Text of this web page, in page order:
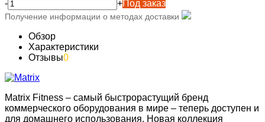
-
+Под заказ
Получение информации о методах доставки
Обзор
Характеристики
Отзывы0
Matrix Fitness – самый быстрорастущий бренд
коммерческого оборудования в мире – теперь доступен и
для домашнего использования. Новая коллекция